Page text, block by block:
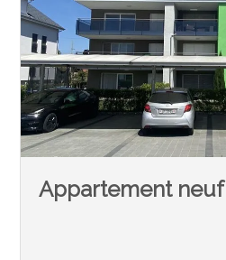
Appartement neuf